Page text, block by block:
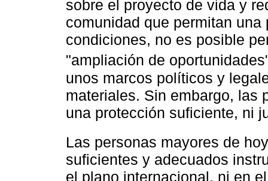
sobre el proyecto de vida y
comunidad que permitan
condiciones, no es posible
"ampliación de
unos marcos políticos y
materiales. Sin embargo, las
una protección suficiente, ni
Las personas mayores de
suficientes y adecuados
el plano internacional, ni en